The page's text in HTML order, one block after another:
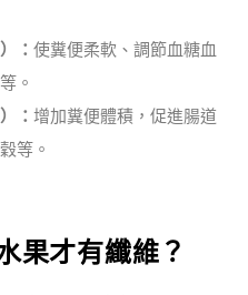
）： 使糞便柔軟、調節血糖血
。
）： 增加糞便體積，促進腸道
等。
果才有纖維？